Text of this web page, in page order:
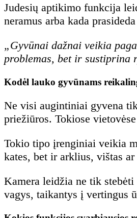
Judesių aptikimo funkcija
neramus arba kada
„Gyvūnai dažnai veikia
problemas, bet ir sustiprina
Kodėl lauko gyvūnams
Ne visi augintiniai gyvena
priežiūros. Tokiose
Tokio tipo įrenginiai veikia
kates, bet ir arklius, vištas
Kamera leidžia ne tik
vagys, taikantys į vertingus